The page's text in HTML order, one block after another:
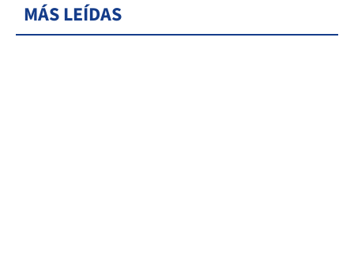
MÁS LEÍDAS